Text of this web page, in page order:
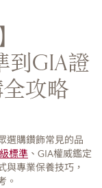
到GIA證
攻略
選購鑽飾常見的品
標準 、GIA權威鑑定
與專業保養技巧，
。